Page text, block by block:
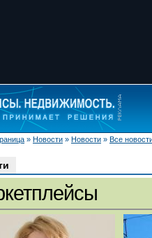
» Новости » Новости » Все